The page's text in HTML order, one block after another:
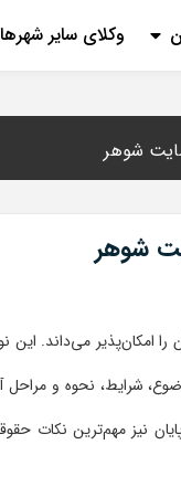
وکلای سایر شهرها
شوهر
شوهر
را امکان‌پذیر می‌داند. این
شرایط، نحوه و مراحل
نیز مهم‌ترین نکات